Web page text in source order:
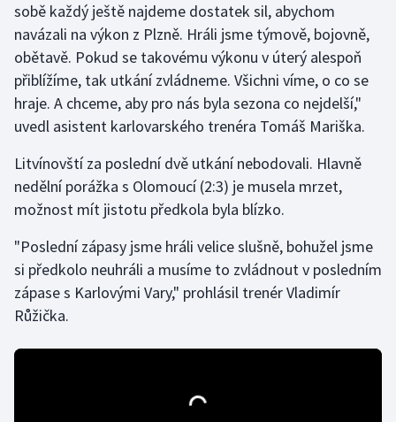
Parasport
Plavání
Plážový volejbal
Rychlobruslení
Short track
Sportovní střelba
sobě každý ještě najdeme dostatek sil, abychom
navázali na výkon z Plzně. Hráli jsme týmově, bojovně,
obětavě. Pokud se takovému výkonu v úterý alespoň
přiblížíme, tak utkání zvládneme. Všichni víme, o co se
hraje. A chceme, aby pro nás byla sezona co nejdelší,"
uvedl asistent karlovarského trenéra Tomáš Mariška.
Litvínovští za poslední dvě utkání nebodovali. Hlavně
nedělní porážka s Olomoucí (2:3) je musela mrzet,
možnost mít jistotu předkola byla blízko.
"Poslední zápasy jsme hráli velice slušně, bohužel jsme
si předkolo neuhráli a musíme to zvládnout v posledním
zápase s Karlovými Vary," prohlásil trenér Vladimír
Růžička.